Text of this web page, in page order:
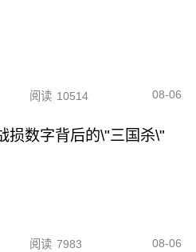
阅读 10514 08-06
损数字背后的\"三国杀\"
阅读 7983 08-06